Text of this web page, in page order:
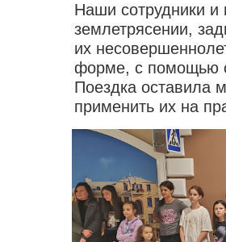
Наши сотрудники и
землетрясении,
их
форме, с помощью
Поездка оставила
применить их на